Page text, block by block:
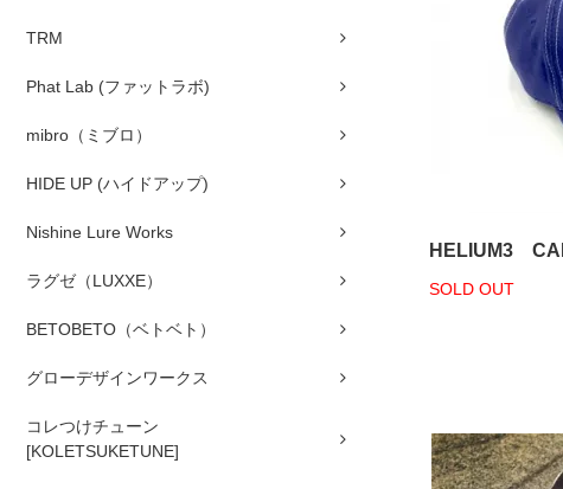
TRM
Phat Lab (ファットラボ)
mibro（ミブロ）
HIDE UP (ハイドアップ)
Nishine Lure Works
ラグゼ（LUXXE）
BETOBETO（ベトベト）
グローデザインワークス
コレつけチューン
[KOLETSUKETUNE]
HELIUM3
SOLD OUT